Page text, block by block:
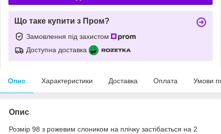
Що таке купити з Пром?
Замовлення під захистом
Доступна доставка
Опис Характеристики Доставка Оплата Умови
Опис
Розмір 98 з рожевим слоником на плічку застібається на 2